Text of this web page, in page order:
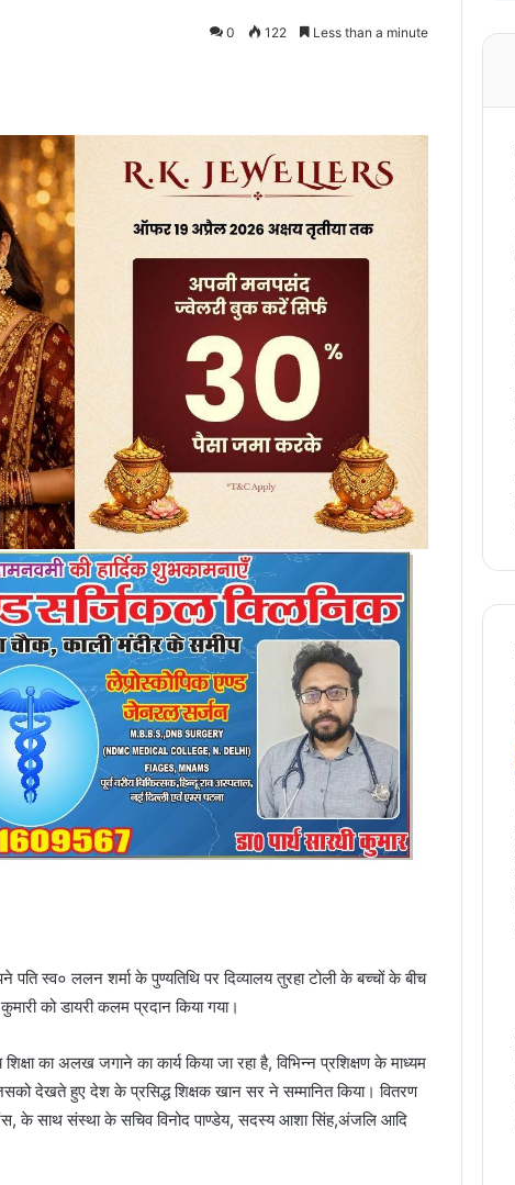
0 122 Less than a minute
पति स्व० ललन शर्मा के पुण्यतिथि पर दिव्यालय तुरहा टोली के बच्चों के बीच
को डायरी कलम प्रदान किया गया।
का अलख जगाने का कार्य किया जा रहा है, विभिन्न प्रशिक्षण के माध्यम
देखते हुए देश के प्रसिद्ध शिक्षक खान सर ने सम्मानित किया। वितरण
के साथ संस्था के सचिव विनोद पाण्डेय, सदस्य आशा सिंह,अंजलि आदि